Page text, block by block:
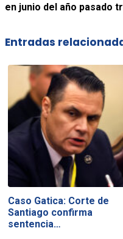
en junio del año pasado
Entradas
Caso Gatica: Corte de
Santiago confirma
sentencia…